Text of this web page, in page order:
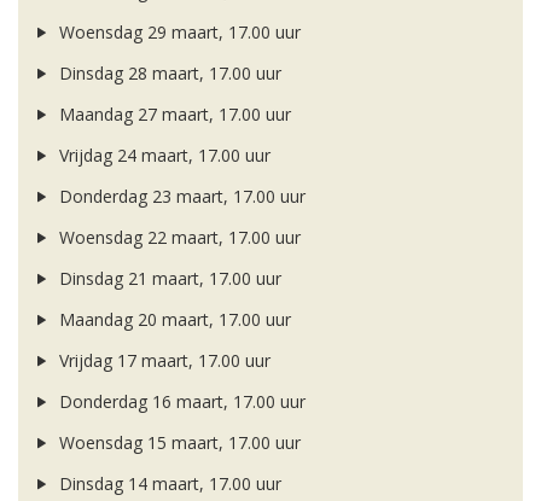
Woensdag 29 maart, 17.00 uur
Dinsdag 28 maart, 17.00 uur
Maandag 27 maart, 17.00 uur
Vrijdag 24 maart, 17.00 uur
Donderdag 23 maart, 17.00 uur
Woensdag 22 maart, 17.00 uur
Dinsdag 21 maart, 17.00 uur
Maandag 20 maart, 17.00 uur
Vrijdag 17 maart, 17.00 uur
Donderdag 16 maart, 17.00 uur
Woensdag 15 maart, 17.00 uur
Dinsdag 14 maart, 17.00 uur